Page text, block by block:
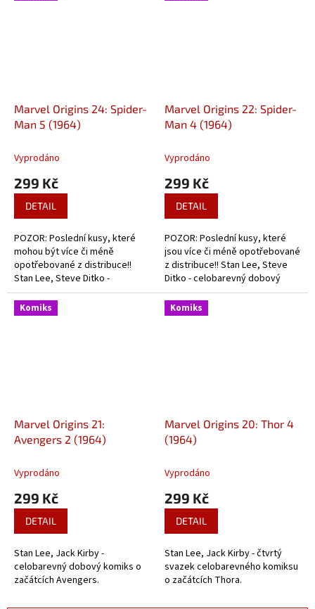
Marvel Origins 24: Spider-
Man 5 (1964)
Vyprodáno
299 Kč
DETAIL
POZOR: Poslední kusy, které
mohou být více či méně
opotřebované z distribuce!!
Stan Lee, Steve Ditko -
celobarevný dobový komiks ze
začátků Pavoučího muže.
Marvel Origins 22: Spider-
Man 4 (1964)
Vyprodáno
299 Kč
DETAIL
POZOR: Poslední kusy, které
jsou více či méně opotřebované
z distribuce!! Stan Lee, Steve
Ditko - celobarevný dobový
komiks ze začátků Pavoučího
muže.
Komiks
Marvel Origins 21:
Avengers 2 (1964)
Vyprodáno
299 Kč
DETAIL
Stan Lee, Jack Kirby -
celobarevný dobový komiks o
začátcích Avengers.
Komiks
Marvel Origins 20: Thor 4
(1964)
Vyprodáno
299 Kč
DETAIL
Stan Lee, Jack Kirby - čtvrtý
svazek celobarevného komiksu
o začátcích Thora.